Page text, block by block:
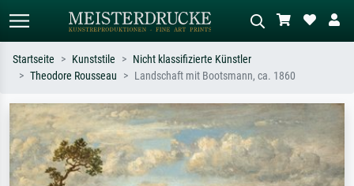
Suchen Sie nach Künstlern, Werktiteln
oder Stilen – z.B. Monet,
Sternennacht, Impressionismus, Welle
Hokusai, Akt.
Beschreiben Sie die Szene – z.B. Grüne
Wiese, Abstrakt mit viel Rot, Dunkles
Ölgemälde, Stehender Akt neben einem
Baum.
Startseite Kunststile
Nicht klassifizierte Künstler
Theodore Rousseau
Landschaft mit Bootsmann, ca. 1860